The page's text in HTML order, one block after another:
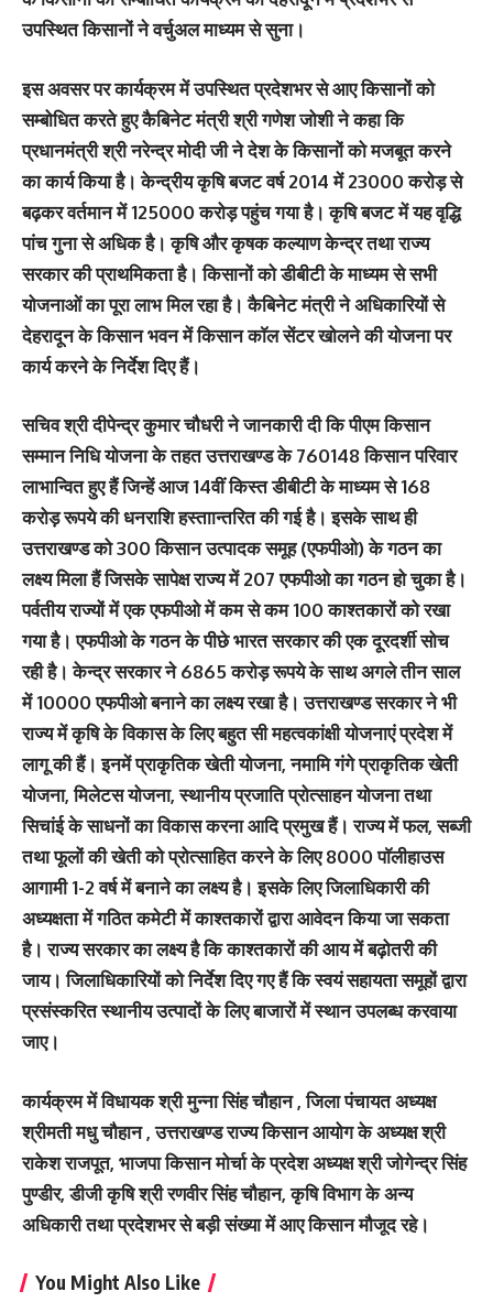
उपस्थित किसानों ने वर्चुअल माध्यम से सुना।
इस अवसर पर कार्यक्रम में उपस्थित प्रदेशभर से आए किसानों को
सम्बोधित करते हुए कैबिनेट मंत्री श्री गणेश जोशी ने कहा कि
प्रधानमंत्री श्री नरेन्द्र मोदी जी ने देश के किसानों को मजबूत करने
का कार्य किया है। केन्द्रीय कृषि बजट वर्ष 2014 में 23000 करोड़ से
बढ़कर वर्तमान में 125000 करोड़ पहुंच गया है। कृषि बजट में यह वृद्धि
पांच गुना से अधिक है। कृषि और कृषक कल्याण केन्द्र तथा राज्य
सरकार की प्राथमिकता है। किसानों को डीबीटी के माध्यम से सभी
योजनाओं का पूरा लाभ मिल रहा है। कैबिनेट मंत्री ने अधिकारियों से
देहरादून के किसान भवन में किसान काॅल सेंटर खोलने की योजना पर
कार्य करने के निर्देश दिए हैं।
सचिव श्री दीपेन्द्र कुमार चौधरी ने जानकारी दी कि पीएम किसान
सम्मान निधि योजना के तहत उत्तराखण्ड के 760148 किसान परिवार
लाभान्वित हुए हैं जिन्हें आज 14वीं किस्त डीबीटी के माध्यम से 168
करोड़ रूपये की धनराशि हस्ताान्तरित की गई है। इसके साथ ही
उत्तराखण्ड को 300 किसान उत्पादक समूह (एफपीओ) के गठन का
लक्ष्य मिला हैं जिसके सापेक्ष राज्य में 207 एफपीओ का गठन हो चुका है।
पर्वतीय राज्यों में एक एफपीओ में कम से कम 100 काश्तकारों को रखा
गया है। एफपीओ के गठन के पीछे भारत सरकार की एक दूरदर्शी सोच
रही है। केन्द्र सरकार ने 6865 करोड़ रूपये के साथ अगले तीन साल
में 10000 एफपीओ बनाने का लक्ष्य रखा है। उत्तराखण्ड सरकार ने भी
राज्य में कृषि के विकास के लिए बहुत सी महत्वकांक्षी योजनाएं प्रदेश में
लागू की हैं। इनमें प्राकृतिक खेती योजना, नमामि गंगे प्राकृतिक खेती
योजना, मिलेटस योजना, स्थानीय प्रजाति प्रोत्साहन योजना तथा
सिचांई के साधनों का विकास करना आदि प्रमुख हैं। राज्य में फल, सब्जी
तथा फूलों की खेती को प्रोत्साहित करने के लिए 8000 पाॅलीहाउस
आगामी 1-2 वर्ष में बनाने का लक्ष्य है। इसके लिए जिलाधिकारी की
अध्यक्षता में गठित कमेटी में काश्तकारों द्वारा आवेदन किया जा सकता
है। राज्य सरकार का लक्ष्य है कि काश्तकारों की आय में बढ़ोतरी की
जाय। जिलाधिकारियों को निर्देश दिए गए हैं कि स्वयं सहायता समूहों द्वारा
प्रसंस्करित स्थानीय उत्पादों के लिए बाजारों में स्थान उपलब्ध करवाया
जाए।
कार्यक्रम में विधायक श्री मुन्ना सिंह चौहान , जिला पंचायत अध्यक्ष
श्रीमती मधु चौहान , उत्तराखण्ड राज्य किसान आयोग के अध्यक्ष श्री
राकेश राजपूत, भाजपा किसान मोर्चा के प्रदेश अध्यक्ष श्री जोगेन्द्र सिंह
पुण्डीर, डीजी कृषि श्री रणवीर सिंह चौहान, कृषि विभाग के अन्य
अधिकारी तथा प्रदेशभर से बड़ी संख्या में आए किसान मौजूद रहे।
You Might Also Like